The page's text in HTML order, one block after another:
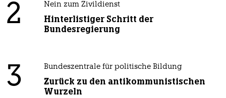
2 Nein zum Zivildienst
Hinterlistiger Schritt der
Bundesregierung
3 Bundeszentrale für politische Bildung
Zurück zu den antikommunistischen
Wurzeln